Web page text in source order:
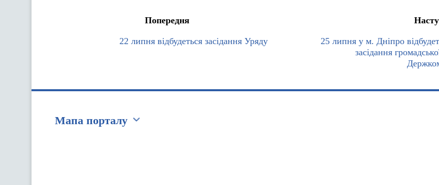
Попередня
22 липня відбудеться засідання Уряду
25 липня у м. Дніпро
засідання
Мапа порталу